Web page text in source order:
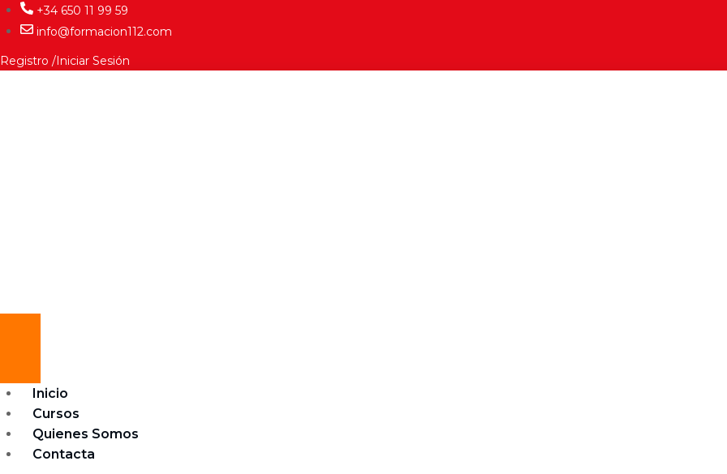
+34 650 11 99 59
info@formacion112.com
Registro
Iniciar Sesión
Inicio
Cursos
Quienes Somos
Contacta